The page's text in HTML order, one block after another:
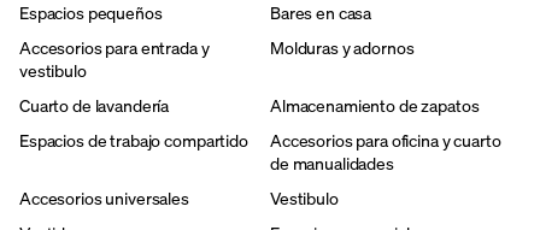
Espacios pequeños
Bares en casa
Accesorios para entrada y
vestibulo
Molduras y adornos
Cuarto de lavandería
Almacenamiento de zapatos
Espacios de trabajo compartido
Accesorios para oficina y cuarto
de manualidades
Accesorios universales
Vestibulo